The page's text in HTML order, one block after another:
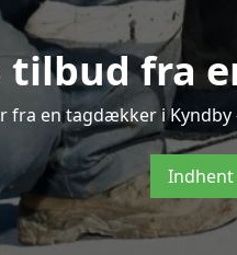
tilbud fra
en tagdækker i